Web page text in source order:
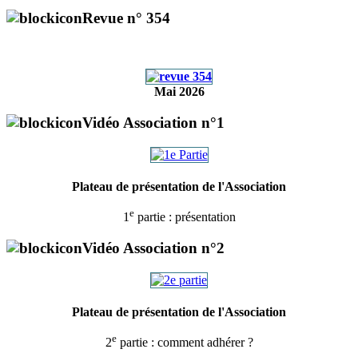
Revue n° 354
Mai 2026
Vidéo Association n°1
Plateau de présentation de l'Association
1 epartie : présentation
Vidéo Association n°2
Plateau de présentation de l'Association
2epartie : comment adhérer ?